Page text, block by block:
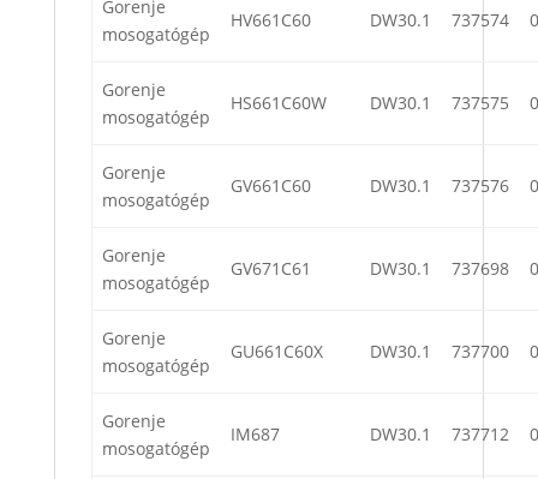
Gorenje
mosogatógép
HV661C60 DW30.1 737574
Gorenje
mosogatógép
HS661C60W DW30.1 737575
Gorenje
mosogatógép
GV661C60 DW30.1 737576
Gorenje
mosogatógép
GV671C61 DW30.1 737698
Gorenje
mosogatógép
GU661C60X DW30.1 737700
Gorenje
mosogatógép
IM687 DW30.1 737712